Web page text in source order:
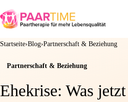
Startseite Blog Partnerschaft & Beziehung
Partnerschaft & Beziehung
Ehekrise: Was